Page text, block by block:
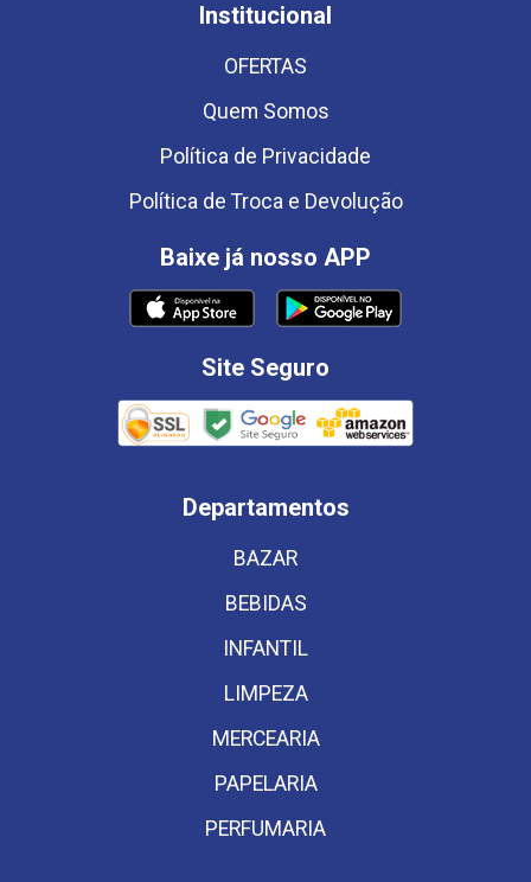
Institucional
OFERTAS
Quem Somos
Política de Privacidade
Política de Troca e Devolução
Baixe já nosso APP
Site Seguro
Departamentos
BAZAR
BEBIDAS
INFANTIL
LIMPEZA
MERCEARIA
PAPELARIA
PERFUMARIA